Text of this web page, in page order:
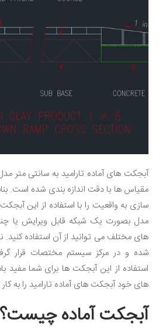
آبجکت های آماده تارامید به سانتی متر
مقیاس ها با دقت اندازه بندی شده است.
سازی به واقعیت را با استفاده از این
مدل بصورت یک شبکه قابل ویرایش یا
های مختلف می توانید از آن استفاده کنید.
شده و در مرکز سیستم مختصات قرار
استفاده از این آبجکت ها برای شما مفید
های خود آبجکت های آماده تارامید را به کار
آبجکت آماده چیست؟